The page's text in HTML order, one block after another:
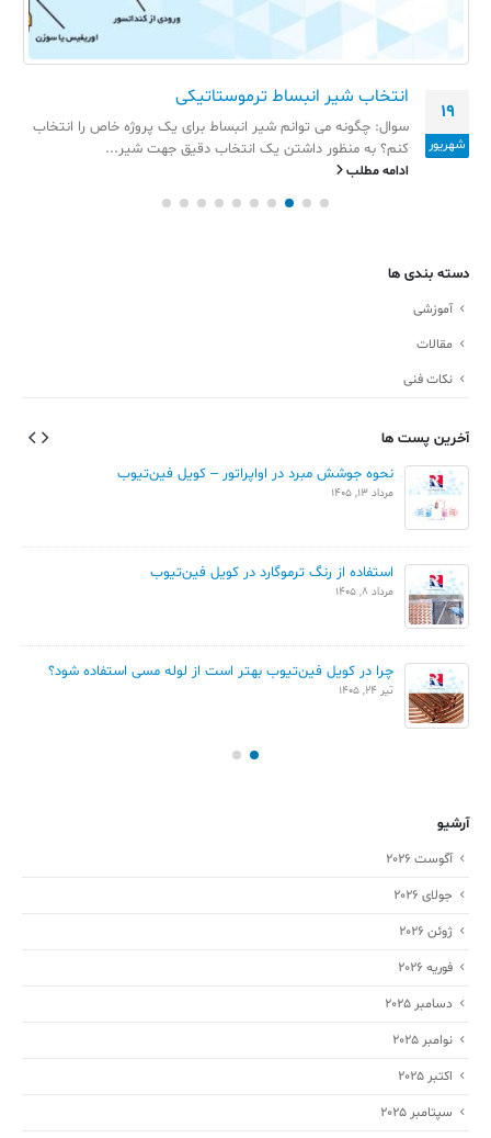
19
شهریور
انتخاب شیر انبساط ترموستاتیکی
سوال: چگونه می توانم شیر انبساط برای یک پروژه خاص را انتخاب
کنم؟ به منظور داشتن یک انتخاب دقیق جهت شیر...
ادامه مطلب
دسته بندی ها
آموزشی
مقالات
نکات فنی
آخرین پست ها
نحوه جوشش مبرد در اواپراتور – کویل فین‌تیوب
مرداد 13, 1405
استفاده از رنگ ترموگارد در کویل فین‌تیوب
مرداد 8, 1405
چرا در کویل فین‌تیوب بهتر است از لوله مسی استفاده شود؟
تیر 24, 1405
آرشیو
آگوست 2026
جولای 2026
ژوئن 2026
فوریه 2026
دسامبر 2025
نوامبر 2025
اکتبر 2025
سپتامبر 2025